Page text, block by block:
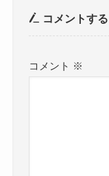
コメントする
コメント ※